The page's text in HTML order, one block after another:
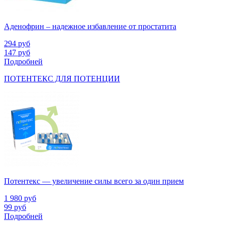
Аденофрин – надежное избавление от простатита
294 руб
147 руб
Подробней
ПОТЕНТЕКС ДЛЯ ПОТЕНЦИИ
Потентекс — увеличение силы всего за один прием
1 980 руб
99 руб
Подробней